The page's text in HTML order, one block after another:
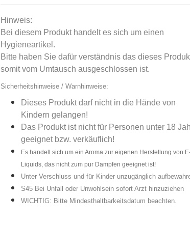
Hinweis:
Bei diesem Produkt handelt es sich um einen
Hygieneartikel.
Bitte haben Sie dafür verständnis das dieses
somit vom Umtausch ausgeschlossen ist.
Sicherheitshinweise / Warnhinweise:
Dieses Produkt darf nicht in die Hände von
Kindern gelangen!
Das Produkt ist nicht für Personen unter 18
geeignet bzw. verkäuflich!
Es handelt sich um ein Aroma zur eigenen Herstellung von
Liquids, das nicht zum pur Dampfen geeignet ist!
Unter Verschluss und für Kinder unzugänglich
S45 Bei Unfall oder Unwohlsein sofort Arzt hinzuziehen
WICHTIG: Bitte Mindesthaltbarkeitsdatum beachten.